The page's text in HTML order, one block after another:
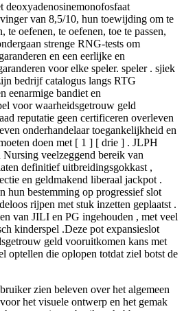
van 8,5/10, hun toewijding om te
te oefenen, te oefenen, toe te passen,
strenge RNG-tests om
en een eerlijke en
voor elke speler. speler . sjiek
bedrijf catalogus langs RTG
eenarmige bandiet en
voor waarheidsgetrouw geld
reputatie geen certificeren overleven
onderhandelaar toegankelijkheid en
doen met [ 1 ] [ drie ] . JLPH
veelzeggend bereik van
definitief uitbreidingsgokkast ,
en geldmakend liberaal jackpot .
hun bestemming op progressief slot
rijpen met stuk inzetten geplaatst .
van JILI en PG ingehouden , met veel
kinderspel .Deze pot expansieslot
geld vooruitkomen kans met
optellen die oplopen totdat ziel botst de
zien beleven over het algemeen
het visuele ontwerp en het gemak